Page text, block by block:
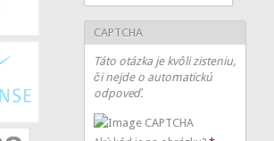
CAPTCHA
Táto otázka je kvôli zisteniu,
či nejde o automatickú
odpoveď.